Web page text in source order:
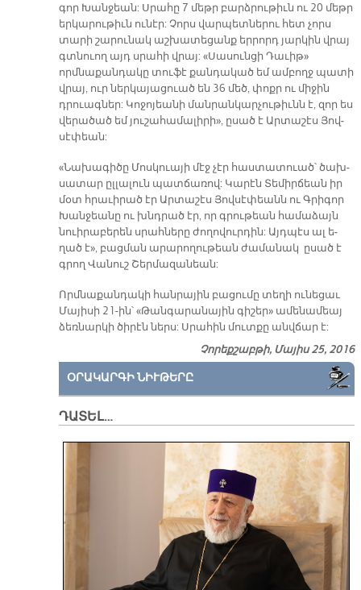
գոր Խան­ջեա­ն: Սրա­հը 7 մեթր բարձ­րու­թիւն ու 20 մեթր
եր­կա­րու­թիւն ու­նէր: Չորս վար­պետ­նե­րու հետ չորս
տա­րի շա­րու­նակ աշ­խա­տե­ցանք եր­րորդ յար­կին վրայ
գտնուող այդ սրա­հի վրայ: «Սա­սուն­ցի Դա­ւի­թ»
որմնաքանդակը տու­ֆէ քան­դա­կած եմ ամ­բողջ պա­տի
վրայ, ուր ներ­կա­յա­ցուած են 36 մեծ, փոքր ու մի­ջին
դրուագ­ներ: Կո­ջո­յեա­նի ման­րան­կար­չու­թիւնն է, զո­ր ես
վե­րա­ծած եմ յու­շա­հա­մա­լի­րի», ը­սած է Ար­տա­շէս Յով­
սէ­փեան:
«Նա­խա­գի­ծը Մոս­կուա­յի մէջ չէր հաս­տա­տուած՝ ծախ­
սա­տար ըլ­լա­լուն պատ­ճա­ռով: Կա­րէն Տե­միր­ճեան իր
մօտ հրա­ւի­րած էր Ար­տա­շէս Յով­սէ­փեա­նն ու Գրի­գոր
Խան­ջեա­նը ու խնդրած էր, որ գրու­թեան հա­մա­ձայն
նուի­րա­բե­րեն սրահ­նե­րը ժո­ղո­վուր­դին: Այդ­պէս ալ ե­
ղած է», բաց­ման ա­րա­րո­ղու­թեան ժա­մա­նակ ը­սած է
գրող Վա­նուշ Շեր­մա­զա­նեա­ն:
Որմ­նա­քան­դա­կի հան­րա­յին բա­ցու­մը տե­ղի ու­նե­ցաւ
Մա­յի­սի 21-ին՝ «Թան­գա­րա­նա­յին գի­շեր» ա­մե­նա­մեայ
ձեռ­նար­կի ծի­րէն ներս: Սրա­հին մուտ­քը անվ­ճար է:
Չորեքշաբթի, Մայիս 25, 2016
ՕՐԱԿԱՐԳԻ ՆԻՒԹԵՐԸ
ԴԱՏԵԼ…